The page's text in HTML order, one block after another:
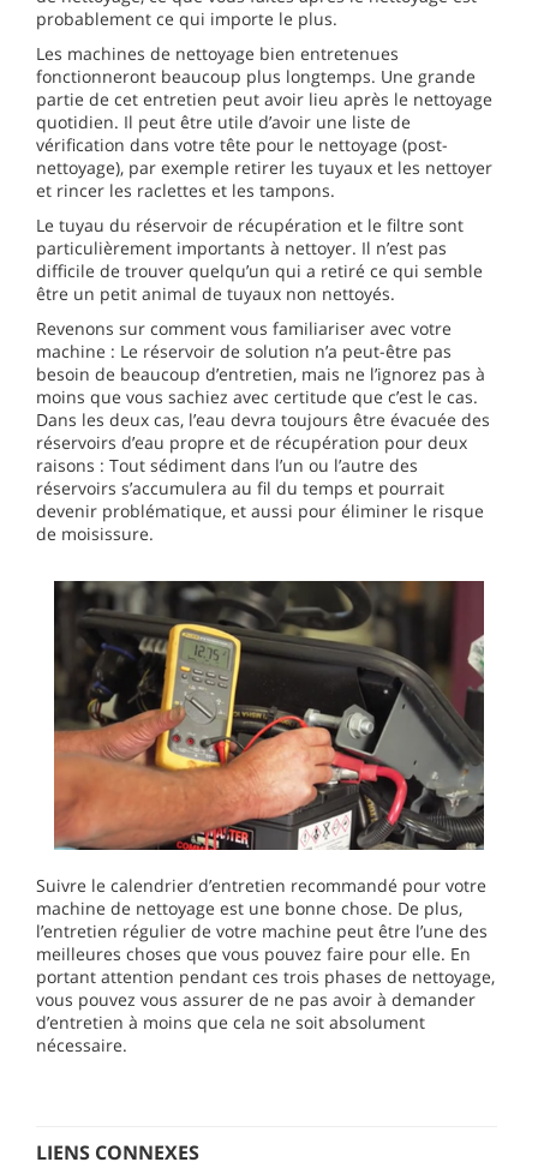
probablement ce qui importe le plus.
Les machines de nettoyage bien entretenues
fonctionneront beaucoup plus longtemps. Une grande
partie de cet entretien peut avoir lieu après le nettoyage
quotidien. Il peut être utile d’avoir une liste de
vérification dans votre tête pour le nettoyage (post-
nettoyage), par exemple retirer les tuyaux et les nettoyer
et rincer les raclettes et les tampons.
Le tuyau du réservoir de récupération et le filtre sont
particulièrement importants à nettoyer. Il n’est pas
difficile de trouver quelqu’un qui a retiré ce qui semble
être un petit animal de tuyaux non nettoyés.
Revenons sur comment vous familiariser avec votre
machine : Le réservoir de solution n’a peut-être pas
besoin de beaucoup d’entretien, mais ne l’ignorez pas à
moins que vous sachiez avec certitude que c’est le cas.
Dans les deux cas, l’eau devra toujours être évacuée des
réservoirs d’eau propre et de récupération pour deux
raisons : Tout sédiment dans l’un ou l’autre des
réservoirs s’accumulera au fil du temps et pourrait
devenir problématique, et aussi pour éliminer le risque
de moisissure.
Suivre le calendrier d’entretien recommandé pour votre
machine de nettoyage est une bonne chose. De plus,
l’entretien régulier de votre machine peut être l’une des
meilleures choses que vous pouvez faire pour elle. En
portant attention pendant ces trois phases de nettoyage,
vous pouvez vous assurer de ne pas avoir à demander
d’entretien à moins que cela ne soit absolument
nécessaire.
LIENS CONNEXES